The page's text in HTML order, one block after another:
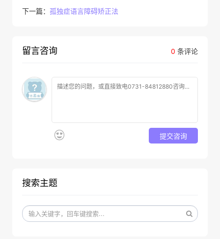
下一篇： 孤独症语言障碍矫正法
0 条评论
留言咨询
提交咨询
搜索主题